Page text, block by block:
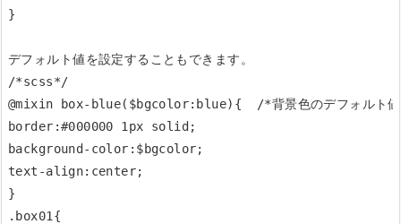
}
デフォルト値を設定することもできます。
/*scss*/
@mixin box-blue($bgcolor:blue){  /*背景色のデフォルト
border:#000000 1px solid;
background-color:$bgcolor;
text-align:center;
}
.box01{